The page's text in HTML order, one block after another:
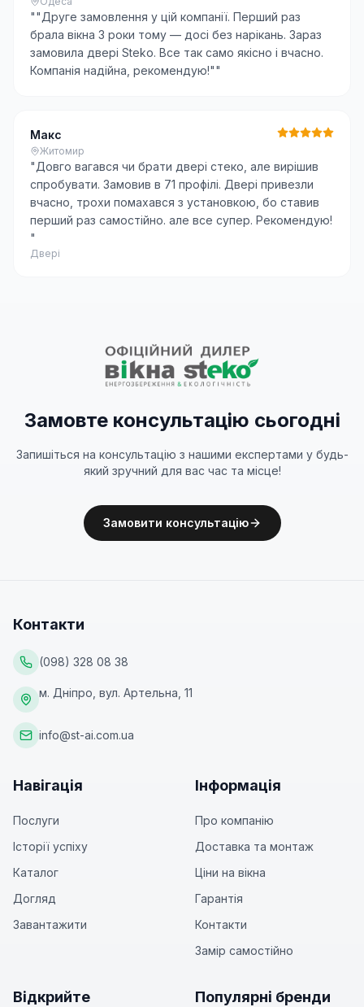
""Друге замовлення у цій компанії. Перший раз
брала вікна 3 роки тому — досі без нарікань. Зараз
замовила двері Steko. Все так само якісно і вчасно.
Компанія надійна, рекомендую!""
Макс
Житомир
"Довго вагався чи брати двері стеко, але вирішив
спробувати. Замовив в 71 профілі. Двері привезли
вчасно, трохи помахався з установкою, бо ставив
перший раз самостійно. але все супер. Рекомендую!
"
Двері
Замовте консультацію сьогодні
Запишіться на консультацію з нашими експертами у будь-
який зручний для вас час та місце!
Замовити консультацію
Контакти
(098) 328 08 38
м. Дніпро, вул. Артельна, 11
info@st-ai.com.ua
Навігація
Послуги
Історії успіху
Каталог
Догляд
Завантажити
Інформація
Про компанію
Доставка та монтаж
Ціни на вікна
Гарантія
Контакти
Замір самостійно
Відкрийте Популярні бренди